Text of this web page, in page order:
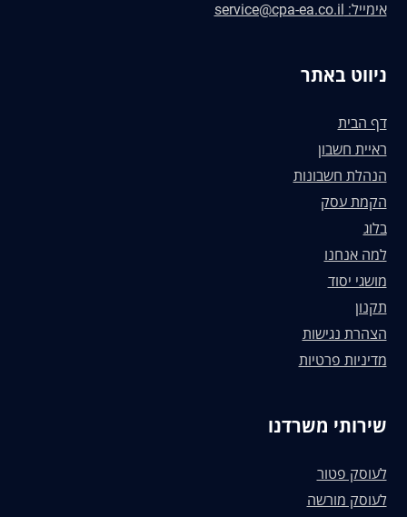
אימייל: service@cpa-ea.co.il
ניווט באתר
דף הבית
ראיית חשבון
הנהלת חשבונות
הקמת עסק
בלוג
למה אנחנו
מושגי יסוד
תקנון
הצהרת נגישות
מדיניות פרטיות
שירותי משרדנו
לעוסק פטור
לעוסק מורשה